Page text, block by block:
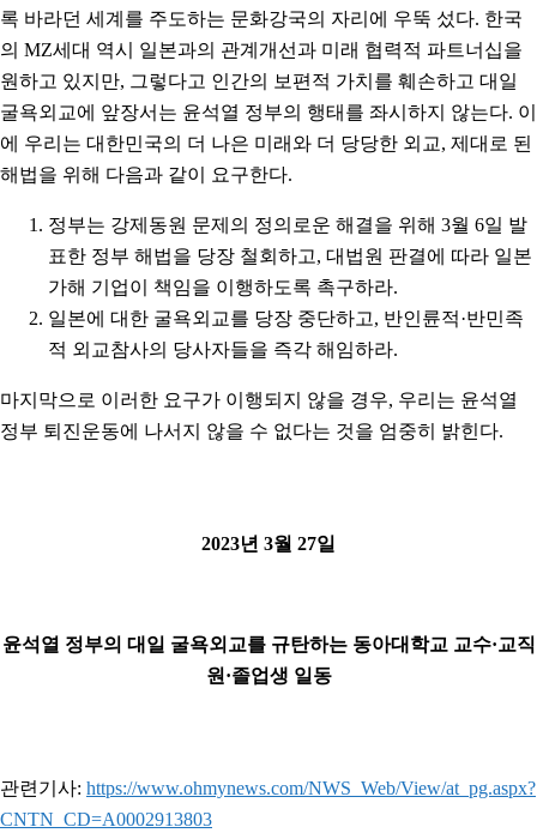
록 바라던 세계를 주도하는 문화강국의 자리에 우뚝 섰다. 한국
의 MZ세대 역시 일본과의 관계개선과 미래 협력적 파트너십을
원하고 있지만, 그렇다고 인간의 보편적 가치를 훼손하고 대일
굴욕외교에 앞장서는 윤석열 정부의 행태를 좌시하지 않는다. 이
에 우리는 대한민국의 더 나은 미래와 더 당당한 외교, 제대로 된
해법을 위해 다음과 같이 요구한다.
정부는 강제동원 문제의 정의로운 해결을 위해 3월 6일 발
표한 정부 해법을 당장 철회하고, 대법원 판결에 따라 일본
가해 기업이 책임을 이행하도록 촉구하라.
일본에 대한 굴욕외교를 당장 중단하고, 반인륜적·반민족
적 외교참사의 당사자들을 즉각 해임하라.
마지막으로 이러한 요구가 이행되지 않을 경우, 우리는 윤석열
정부 퇴진운동에 나서지 않을 수 없다는 것을 엄중히 밝힌다.
2023년 3월 27일
윤석열 정부의 대일 굴욕외교를 규탄하는 동아대학교 교수·교직
원·졸업생 일동
관련기사: https://www.ohmynews.com/NWS_Web/View/at_pg.aspx?
CNTN_CD=A0002913803